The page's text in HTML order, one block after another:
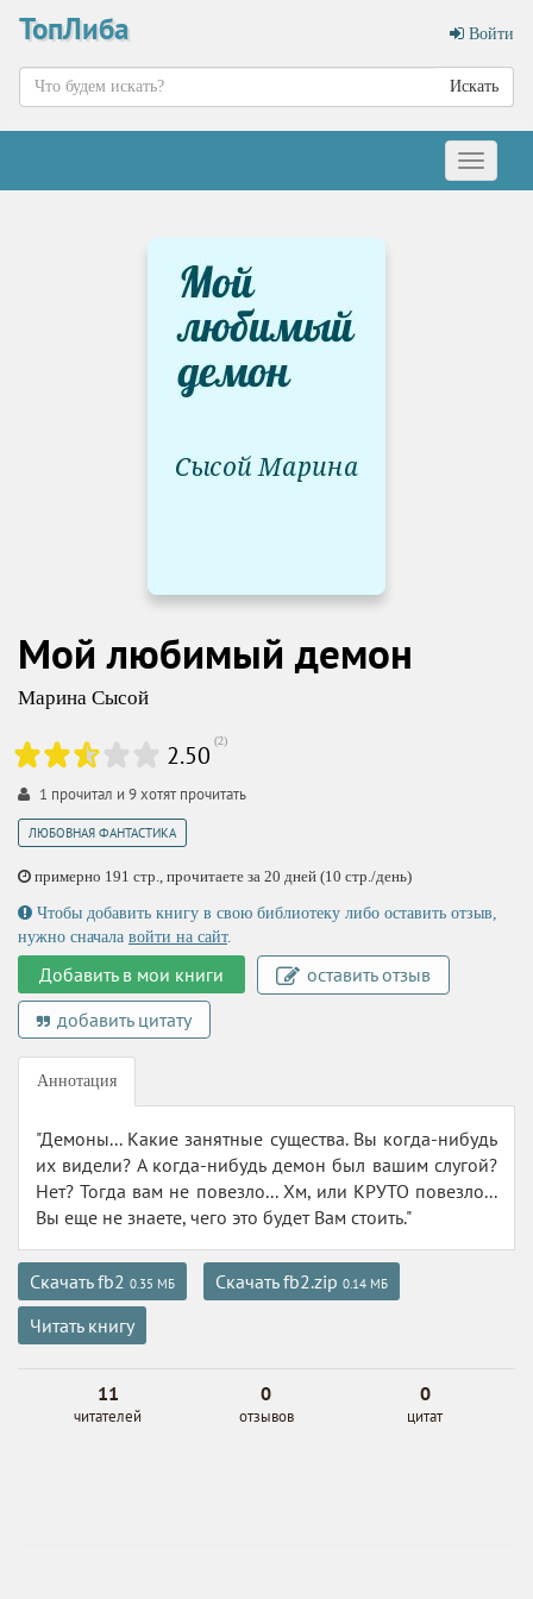
ТопЛиба Войти
Искать
Меню
Мой любимый демон
Марина Сысой
2.50 (2)
1 прочитал и 9хотят прочитать
ЛЮБОВНАЯ ФАНТАСТИКА
примерно 191 стр., прочитаете за 20 дней (10 стр./день)
Чтобы добавить книгу в свою библиотеку либо оставить отзыв,
нужно сначала войти на сайт.
Добавить в мои книги
оставить отзыв
добавить цитату
Аннотация
"Демоны... Какие занятные существа. Вы когда-нибудь
их видели? А когда-нибудь демон был вашим слугой?
Нет? Тогда вам не повезло... Хм, или КРУТО повезло...
Вы еще не знаете, чего это будет Вам стоить."
Скачать fb2 0.35 МБ Скачать fb2.zip 0.14 МБ
Читать книгу
11
читателей
0
отзывов
0
цитат